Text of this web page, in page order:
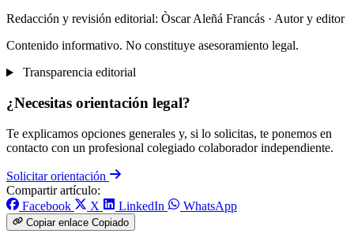
Redacción y revisión editorial: Òscar Aleñá Francás · Autor y editor
Contenido informativo. No constituye asesoramiento legal.
Transparencia editorial
¿Necesitas orientación legal?
Te explicamos opciones generales y, si lo solicitas, te ponemos en
contacto con un profesional colegiado colaborador independiente.
Solicitar orientación
Compartir artículo:
Facebook
X LinkedIn WhatsApp
Copiar enlace Copiado